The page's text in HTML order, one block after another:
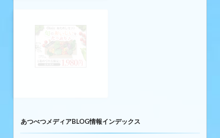
あつべつメディアBLOG情報インデックス